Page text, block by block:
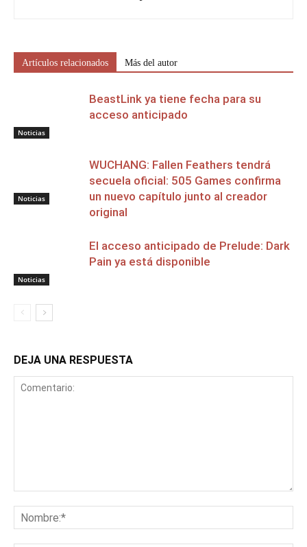
Artículos relacionados Más del autor
Noticias
BeastLink ya tiene fecha para su
acceso anticipado
Noticias
WUCHANG: Fallen Feathers tendrá
secuela oficial: 505 Games confirma
un nuevo capítulo junto al creador
original
Noticias
El acceso anticipado de Prelude: Dark
Pain ya está disponible
DEJA UNA RESPUESTA